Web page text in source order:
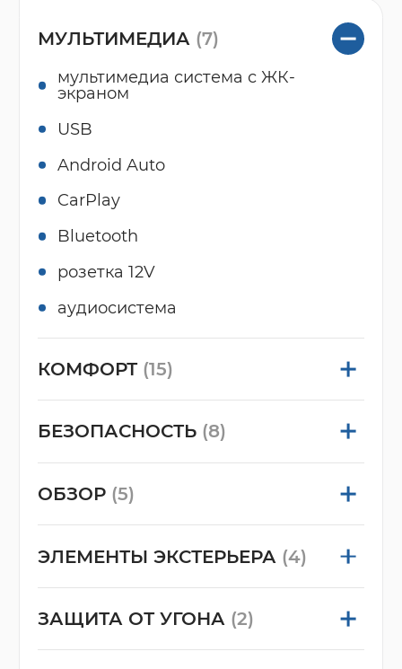
МУЛЬТИМЕДИА (7)
мультимедиа система с ЖК-
экраном
USB
Android Auto
CarPlay
Bluetooth
розетка 12V
аудиосистема
КОМФОРТ (15)
БЕЗОПАСНОСТЬ (8)
ОБЗОР (5)
ЭЛЕМЕНТЫ ЭКСТЕРЬЕРА (4)
ЗАЩИТА ОТ УГОНА (2)